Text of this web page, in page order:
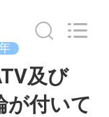
及び
が付いて